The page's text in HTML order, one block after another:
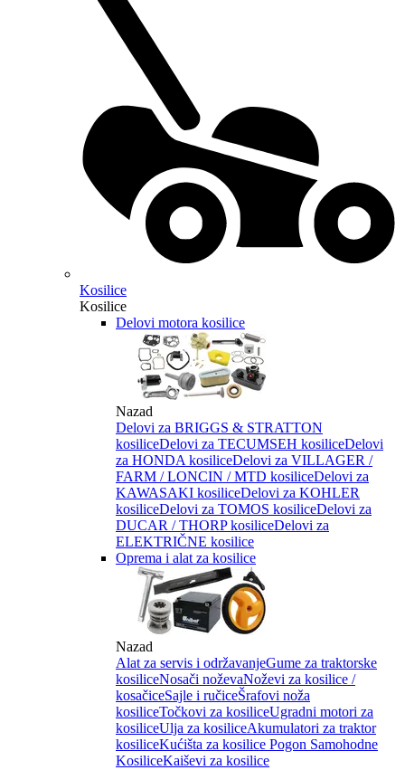
Kosilice
Kosilice
Delovi motora kosilice
Nazad
Delovi za BRIGGS & STRATTON
kosiliceDelovi za TECUMSEH kosiliceDelovi
za HONDA kosiliceDelovi za VILLAGER /
FARM / LONCIN / MTD kosiliceDelovi za
KAWASAKI kosiliceDelovi za KOHLER
kosiliceDelovi za TOMOS kosiliceDelovi za
DUCAR / THORP kosiliceDelovi za
ELEKTRIČNE kosilice
Oprema i alat za kosilice
Nazad
Alat za servis i održavanjeGume za traktorske
kosiliceNosači noževaNoževi za kosilice /
kosačiceSajle i ručiceŠrafovi noža
kosiliceTočkovi za kosiliceUgradni motori za
kosiliceUlja za kosiliceAkumulatori za traktor
kosiliceKućišta za kosilice Pogon Samohodne
KosiliceKaiševi za kosilice